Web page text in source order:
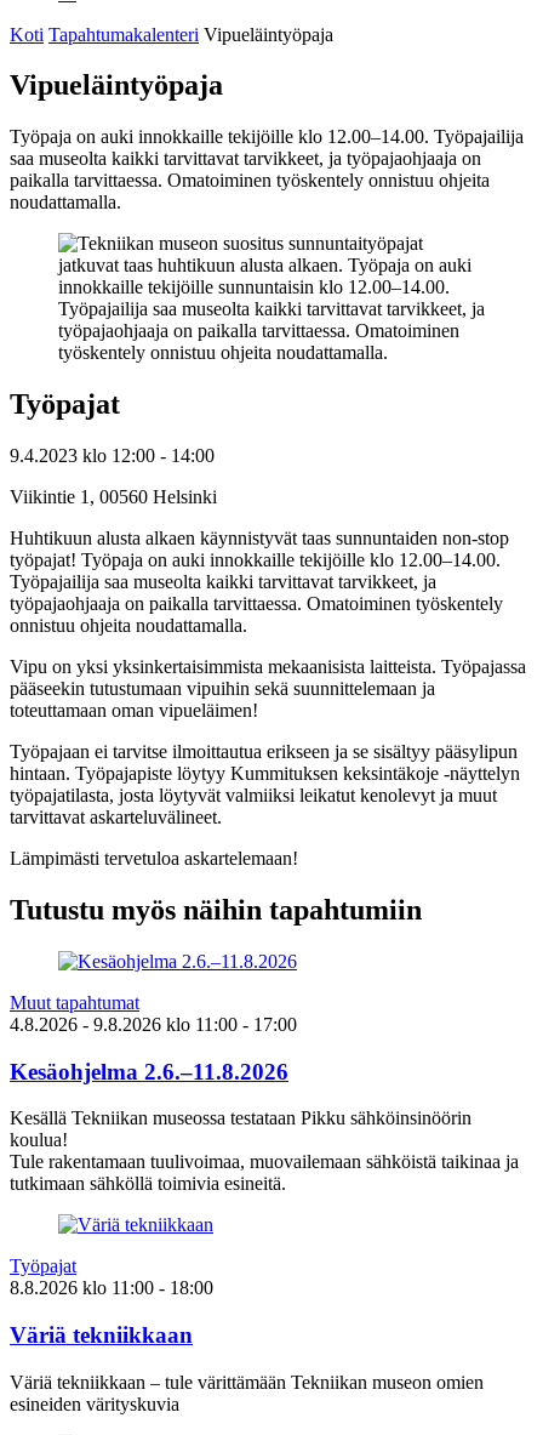
Koti Tapahtumakalenteri Vipueläintyöpaja
Vipueläintyöpaja
Työpaja on auki innokkaille tekijöille klo 12.00–14.00. Työpajailija
saa museolta kaikki tarvittavat tarvikkeet, ja työpajaohjaaja on
paikalla tarvittaessa. Omatoiminen työskentely onnistuu ohjeita
noudattamalla.
Työpajat
9.4.2023 klo 12:00 - 14:00
Viikintie 1, 00560 Helsinki
Huhtikuun alusta alkaen käynnistyvät taas sunnuntaiden non-stop
työpajat! Työpaja on auki innokkaille tekijöille klo 12.00–14.00.
Työpajailija saa museolta kaikki tarvittavat tarvikkeet, ja
työpajaohjaaja on paikalla tarvittaessa. Omatoiminen työskentely
onnistuu ohjeita noudattamalla.
Vipu on yksi yksinkertaisimmista mekaanisista laitteista. Työpajassa
pääseekin tutustumaan vipuihin sekä suunnittelemaan ja
toteuttamaan oman vipueläimen!
Työpajaan ei tarvitse ilmoittautua erikseen ja se sisältyy pääsylipun
hintaan. Työpajapiste löytyy Kummituksen keksintäkoje -näyttelyn
työpajatilasta, josta löytyvät valmiiksi leikatut kenolevyt ja muut
tarvittavat askarteluvälineet.
Lämpimästi tervetuloa askartelemaan!
Tutustu myös näihin tapahtumiin
Muut tapahtumat
4.8.2026 - 9.8.2026 klo 11:00 - 17:00
Kesäohjelma 2.6.–11.8.2026
Kesällä Tekniikan museossa testataan Pikku sähköinsinöörin
koulua!
Tule rakentamaan tuulivoimaa, muovailemaan sähköistä taikinaa ja
tutkimaan sähköllä toimivia esineitä.
Työpajat
8.8.2026 klo 11:00 - 18:00
Väriä tekniikkaan
Väriä tekniikkaan – tule värittämään Tekniikan museon omien
esineiden värityskuvia